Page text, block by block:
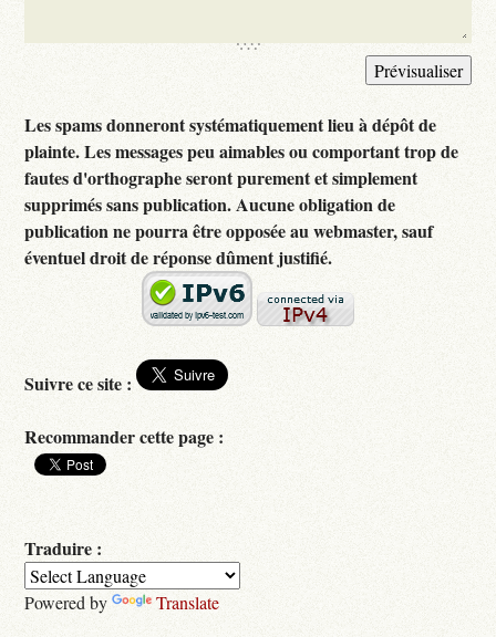
Les spams donneront systématiquement lieu à dépôt de
plainte. Les messages peu aimables ou comportant trop de
fautes d'orthographe seront purement et simplement
supprimés sans publication. Aucune obligation de
publication ne pourra être opposée au webmaster, sauf
éventuel droit de réponse dûment justifié.
Suivre ce site :
Recommander cette page :
Traduire :
Powered by Translate